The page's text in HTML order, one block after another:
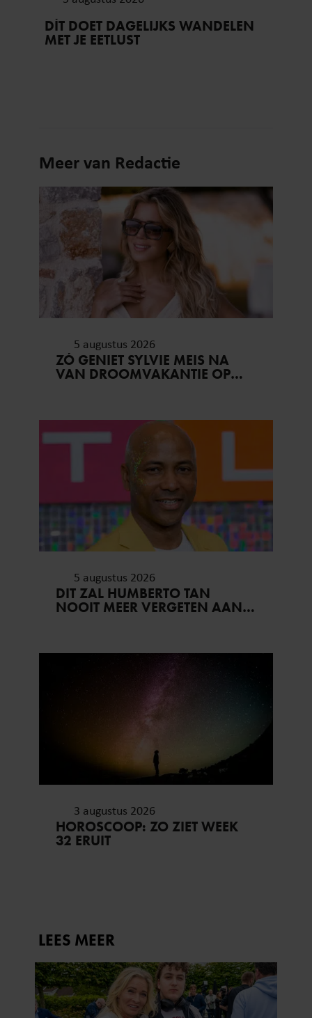
DÍT DOET DAGELIJKS WANDELEN
MET JE EETLUST
Meer van Redactie
5 augustus 2026
ZÓ GENIET SYLVIE MEIS NA
VAN DROOMVAKANTIE OP
5 augustus 2026
DIT ZAL HUMBERTO TAN
NOOIT MEER VERGETEN AAN
3 augustus 2026
HOROSCOOP: ZO ZIET WEEK
32 ERUIT